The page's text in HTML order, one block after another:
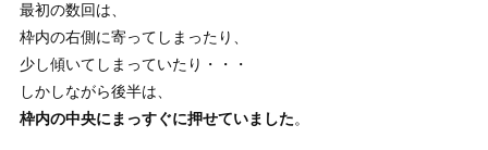
最初の数回は、
枠内の右側に寄ってしまったり、
少し傾いてしまっていたり・・・
しかしながら後半は、
枠内の中央にまっすぐに押せていました。